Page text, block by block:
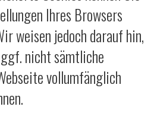
Ihres Browsers
weisen jedoch darauf hin,
nicht sämtliche
vollumfänglich